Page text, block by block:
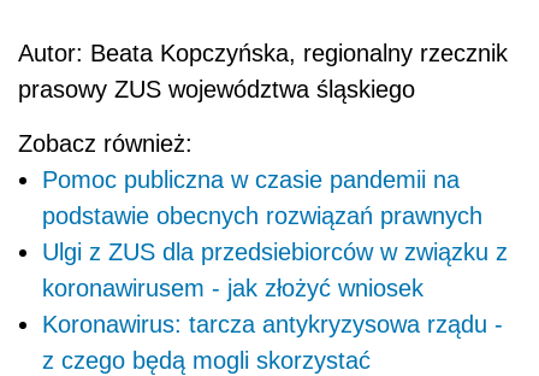
Autor: Beata Kopczyńska, regionalny rzecznik
prasowy ZUS województwa śląskiego
Zobacz również:
Pomoc publiczna w czasie pandemii na
podstawie obecnych rozwiązań prawnych
Ulgi z ZUS dla przedsiebiorców w związku z
koronawirusem - jak złożyć wniosek
Koronawirus: tarcza antykryzysowa rządu -
z czego będą mogli skorzystać